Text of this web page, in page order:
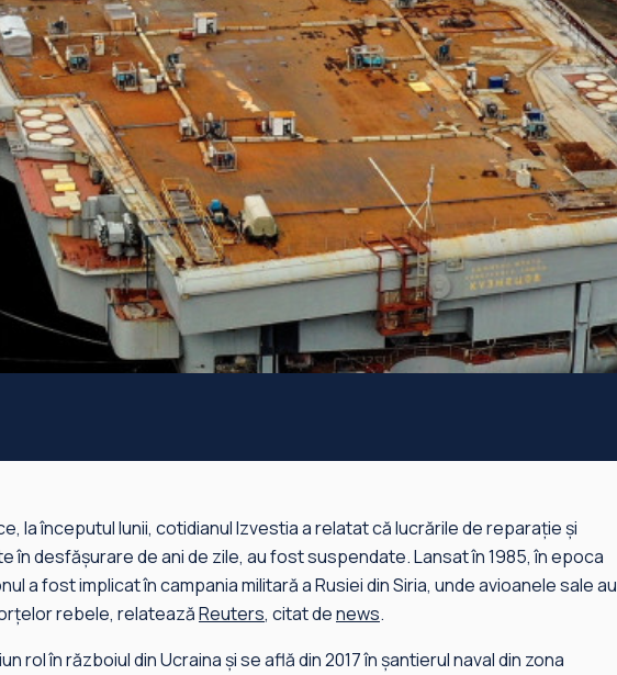
la începutul lunii, cotidianul Izvestia a relatat că lucrările de reparaţie şi
în desfăşurare de ani de zile, au fost suspendate. Lansat în 1985, în epoca
a fost implicat în campania militară a Rusiei din Siria, unde avioanele sale au
rebele, relateazăReuters, citat denews.
rol în războiul din Ucraina şi se află din 2017 în şantierul naval din zona